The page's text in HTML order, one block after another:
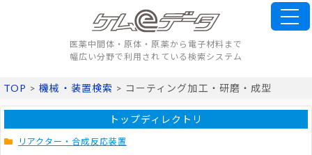
医薬中間体・原体・原薬から電子材料まで
幅広い分野で利用されている検索システム
TOP >機械・装置検索 > コーティング加工・研磨・成型
トップディレクトリ
リアクター・合成反応装置